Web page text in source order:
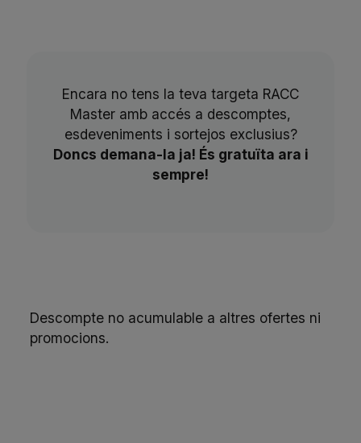
Encara no tens la teva targeta RACC
Master amb accés a descomptes,
esdeveniments i sortejos exclusius?
Doncs demana-la ja! És gratuïta ara i
sempre!
Descompte no acumulable a altres ofertes ni
promocions.